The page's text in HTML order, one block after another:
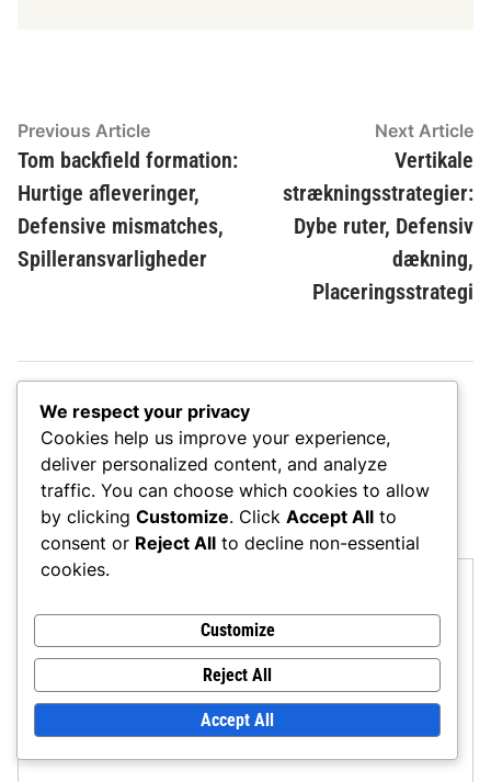
Post
navigation
Previous ArticlePrevious
article:
Tom backfield formation:
Hurtige afleveringer,
Defensive mismatches,
Spilleransvarligheder
Next Article
Vertikale
strækningsstrategier:
Dybe ruter, Defensiv
dækning,
Placeringsstrategi
Leave a Reply
Your email address will not be published. Required fields
are marked*
COMMENT *
We respect your privacy
Cookies help us improve your experience,
deliver personalized content, and analyze
traffic. You can choose which cookies to allow
by clicking Customize. Click Accept All to
consent or Reject All to decline non-essential
cookies.
Customize
Reject All
Accept All